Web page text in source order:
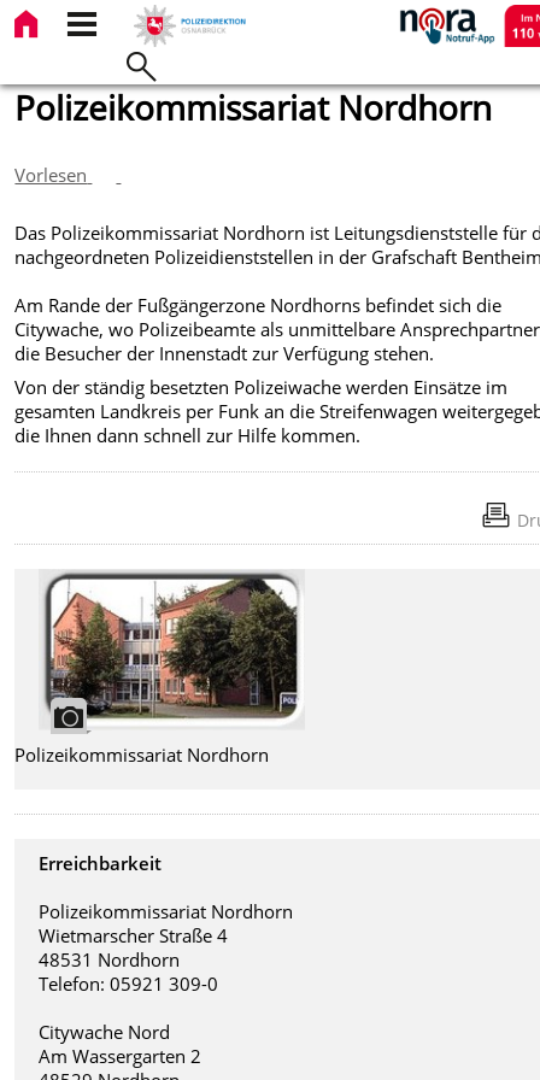
Polizeikommissariat Nordhorn
Vorlesen
Das Polizeikommissariat Nordhorn ist Leitungsdienststelle für
nachgeordneten Polizeidienststellen in der Grafschaft
Am Rande der Fußgängerzone Nordhorns befindet sich die
Citywache, wo Polizeibeamte als unmittelbare
die Besucher der Innenstadt zur Verfügung stehen.
Von der ständig besetzten Polizeiwache werden Einsätze im
gesamten Landkreis per Funk an die Streifenwagen
die Ihnen dann schnell zur Hilfe kommen.
Polizeikommissariat Nordhorn
Erreichbarkeit
Polizeikommissariat Nordhorn
Wietmarscher Straße 4
48531 Nordhorn
Telefon: 05921 309-0
Citywache Nord
Am Wassergarten 2